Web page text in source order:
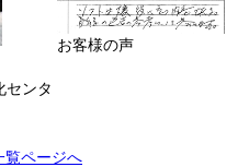
お客様の声
ンタ
ページへ